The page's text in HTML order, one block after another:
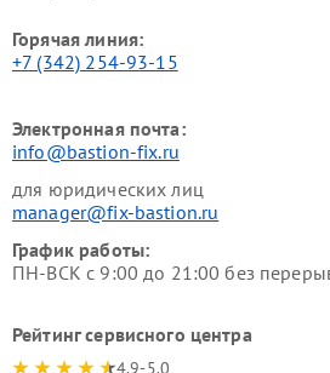
Горячая линия:
+7 (342) 254-93-15
Электронная почта:
info@bastion-fix.ru
для юридических лиц
manager@fix-bastion.ru
График работы:
ПН-ВСК с 9:00 до 21:00 без
Рейтинг сервисного центра
4.9-5.0